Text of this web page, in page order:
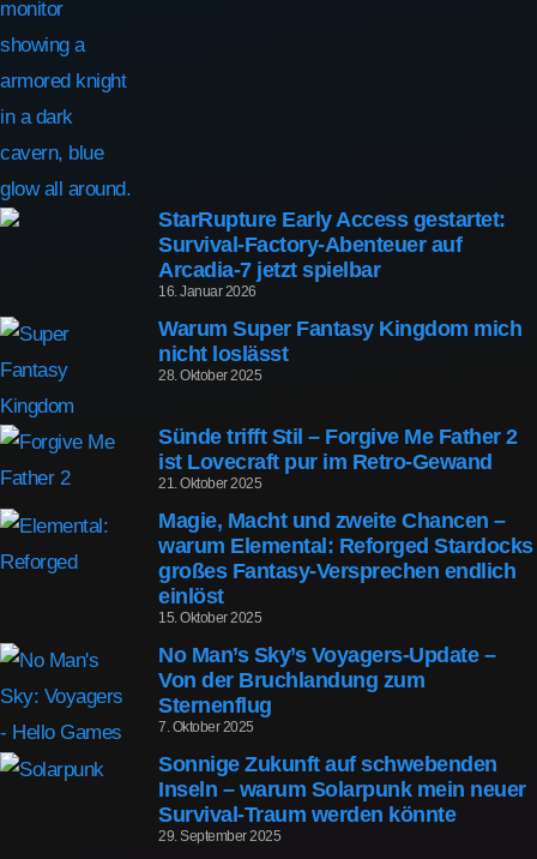
StarRupture Early Access gestartet:
Survival-Factory-Abenteuer auf
Arcadia-7 jetzt spielbar
16. Januar 2026
Warum Super Fantasy Kingdom mich
nicht loslässt
28. Oktober 2025
Sünde trifft Stil – Forgive Me Father 2
ist Lovecraft pur im Retro-Gewand
21. Oktober 2025
Magie, Macht und zweite Chancen –
warum Elemental: Reforged Stardocks
großes Fantasy-Versprechen endlich
einlöst
15. Oktober 2025
No Man’s Sky’s Voyagers-Update –
Von der Bruchlandung zum
Sternenflug
7. Oktober 2025
Sonnige Zukunft auf schwebenden
Inseln – warum Solarpunk mein neuer
Survival-Traum werden könnte
29. September 2025